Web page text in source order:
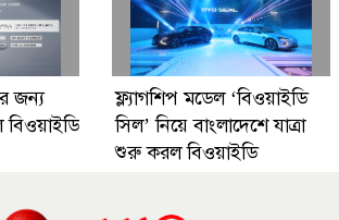
জন্য
ফ্ল্যাগশিপ মডেল ‘বিওয়াইডি
সিল’ নিয়ে বাংলাদেশে যাত্রা
শুরু করল বিওয়াইডি